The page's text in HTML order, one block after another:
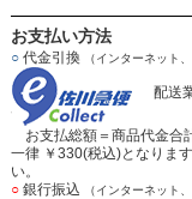
お支払い方法
○代金引換 （インターネット
配送
お支払総額＝商品代金合
一律 ￥330(税込)となりま
い。
○銀行振込 （インターネット